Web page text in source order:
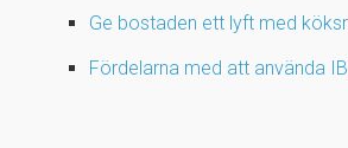
Ge bostaden ett lyft med
Fördelarna med att använda